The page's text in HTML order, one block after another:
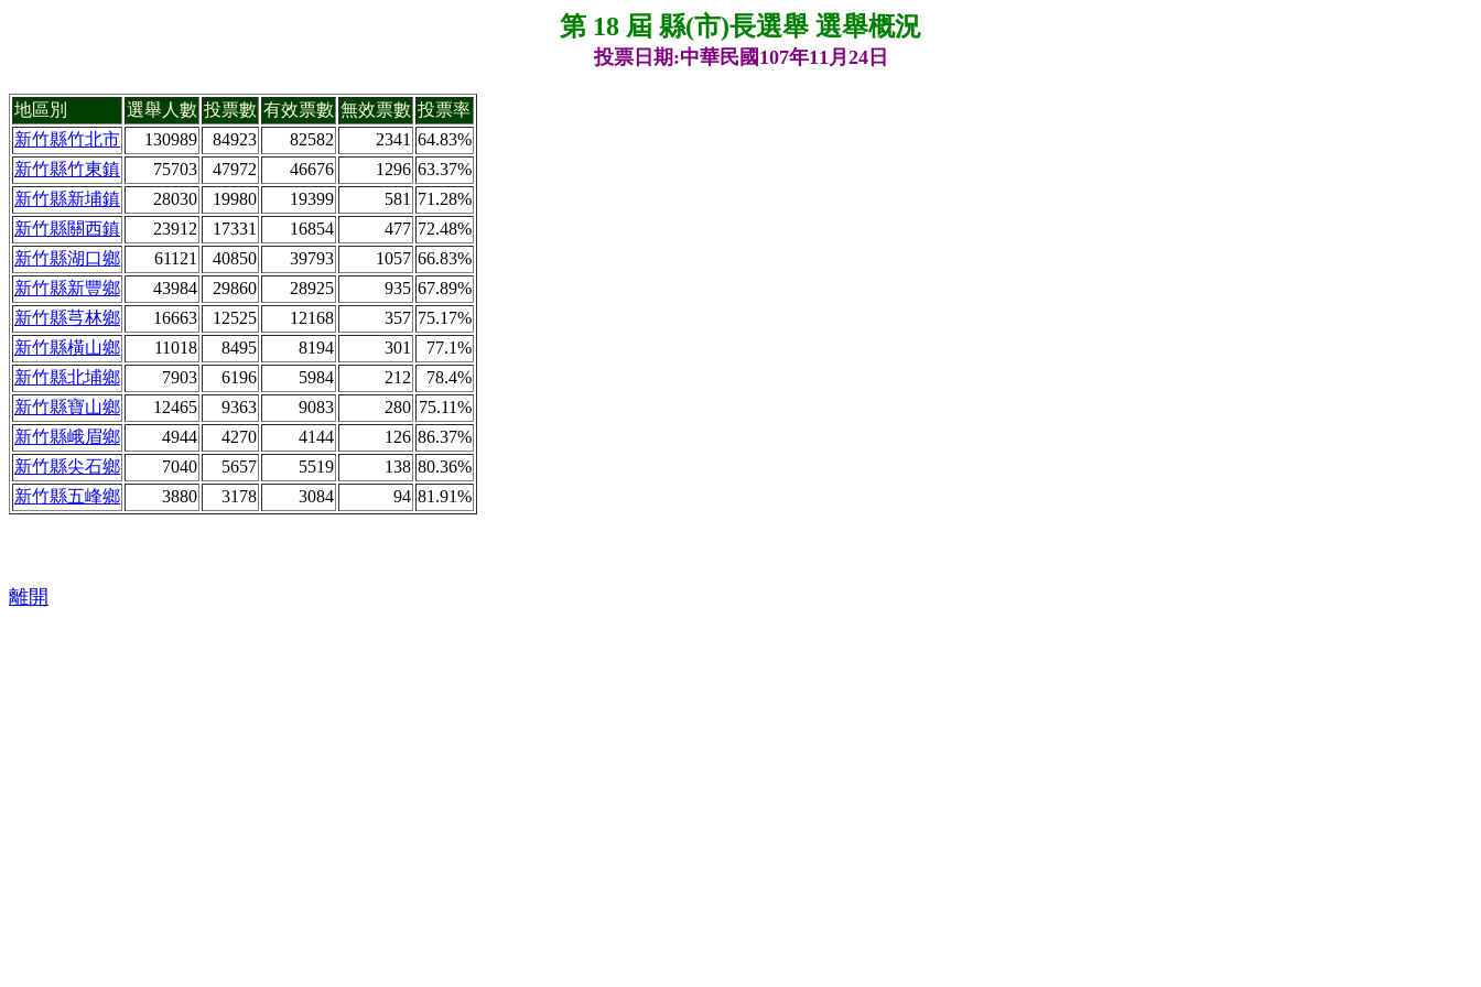
第 18 屆 縣(市)長選舉 選舉概況
投票日期:中華民國107年11月24日
地區別 選舉人數 投票數 有效票數 無效票數 投票率
新竹縣竹北市
130989 84923 82582 2341 64.83%
新竹縣竹東鎮
75703 47972 46676 1296 63.37%
新竹縣新埔鎮
28030 19980 19399 581 71.28%
新竹縣關西鎮
23912 17331 16854 477 72.48%
新竹縣湖口鄉
61121 40850 39793 1057 66.83%
新竹縣新豐鄉
43984 29860 28925 935 67.89%
新竹縣芎林鄉
16663 12525 12168 357 75.17%
新竹縣橫山鄉
11018 8495 8194 301
77.1%
新竹縣北埔鄉
7903 6196 5984 212
78.4%
新竹縣寶山鄉
12465 9363 9083 280 75.11%
新竹縣峨眉鄉
4944 4270 4144 126 86.37%
新竹縣尖石鄉
7040 5657 5519 138 80.36%
新竹縣五峰鄉
3880 3178 3084 94 81.91%
離開